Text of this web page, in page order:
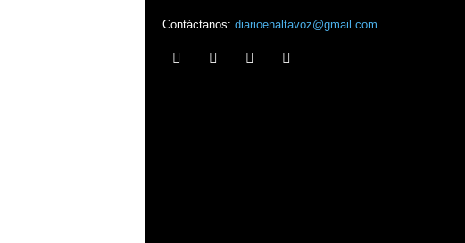
Contáctanos: diarioenaltavoz@gmail.com